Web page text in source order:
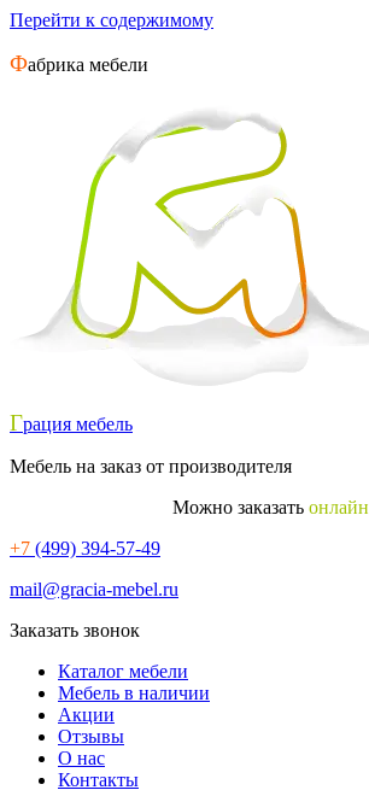
Перейти к содержимому
Фабрика мебели
Грация мебель
Мебель на заказ от производителя
Можно заказать онлайн
+7 (499) 394-57-49
mail@gracia-mebel.ru
Заказать звонок
Каталог мебели
Мебель в наличии
Акции
Отзывы
О нас
Контакты